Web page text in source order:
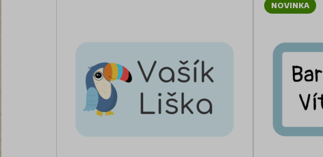
NOVINKA